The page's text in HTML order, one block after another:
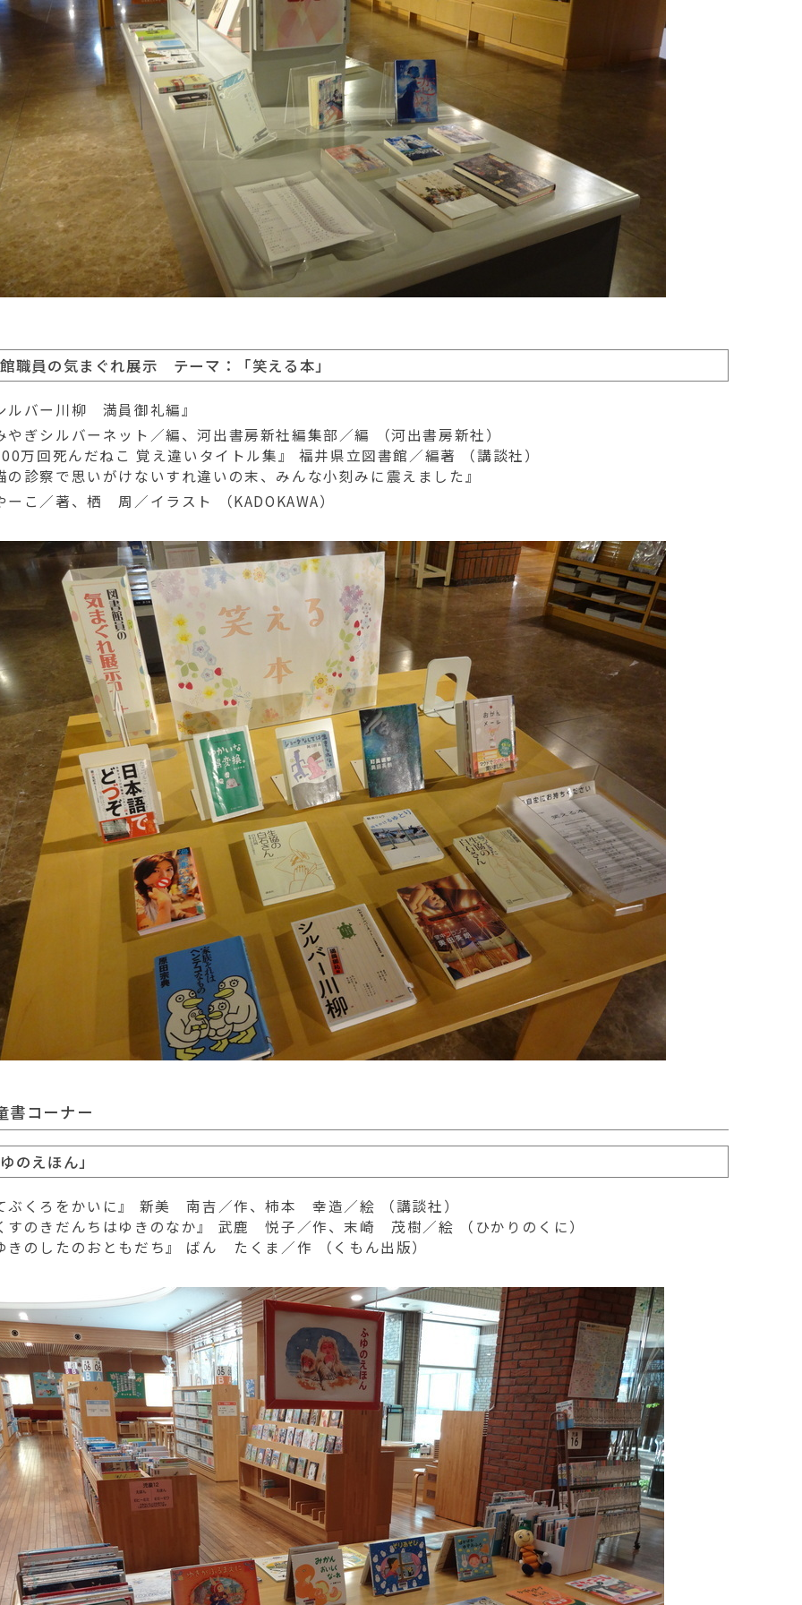
職員の気まぐれ展示 テーマ：「笑える本」
ルバー川柳 満員御礼編』
ぎシルバーネット／編、河出書房新社編集部／編 （河出書房新社）
万回死んだねこ 覚え違いタイトル集』 福井県立図書館／編著 （講談社）
の診察で思いがけないすれ違いの末、みんな小刻みに震えました』
こ／著、栖 周／イラスト （KADOKAWA）
書コーナー
のえほん」
ぶくろをかいに』 新美 南吉／作、柿本 幸造／絵 （講談社）
すのきだんちはゆきのなか』 武鹿 悦子／作、末崎 茂樹／絵 （ひかりのくに）
きのしたのおともだち』 ばん たくま／作 （くもん出版）